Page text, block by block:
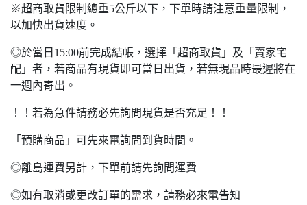
※超商取貨限制總重5公斤以下，下單時請注意重量限制，
以加快出貨速度。
◎於當日15:00前完成結帳，選擇「超商取貨」及「賣家宅
配」者，若商品有現貨即可當日出貨，若無現品時最遲將在
一週內寄出。
！！若為急件請務必先詢問現貨是否充足！！
「預購商品」可先來電詢問到貨時間。
◎離島運費另計，下單前請先詢問運費
◎如有取消或更改訂單的需求，請務必來電告知